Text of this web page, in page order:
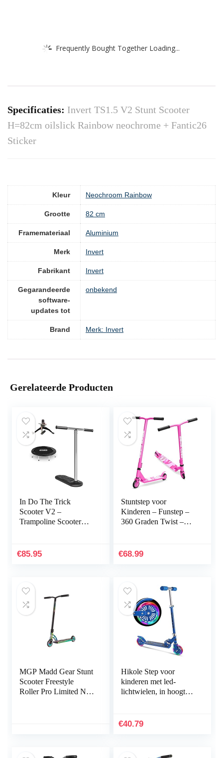
Frequently Bought Together Loading...
Specificaties: Invert TS1.5 V2 Stunt Scooter
H=82cm oilslick Rainbow neochrome + Fantic26
Sticker
Kleur ‎Neochroom Rainbow
Grootte ‎82 cm
Framemateriaal ‎Aluminium
Merk ‎Invert
Fabrikant ‎Invert
Gegarandeerde
software-
updates tot
‎onbekend
Brand Merk: Invert
Gerelateerde Producten
In Do The Trick
Scooter V2 –
Trampoline Scooter
€85.95
Stuntstep voor
Kinderen – Funstep –
360 Graden Twist –
ABEC 7 Kogellagers –
€68.99
MGP Madd Gear Stunt
Scooter Freestyle
Roller Pro Limited Neo
Hikole Step voor
kinderen met led-
lichtwielen, in hoogte
€40.79